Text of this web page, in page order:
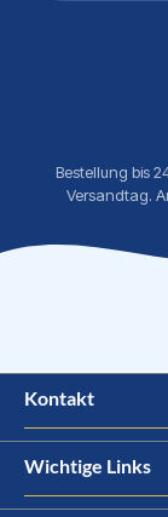
Bestellung bis
Versandtag.
Kontakt
Wichtige Links